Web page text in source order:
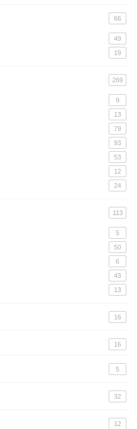
66
49
19
269
9
13
79
93
53
12
24
113
5
50
6
43
13
16
16
5
32
12